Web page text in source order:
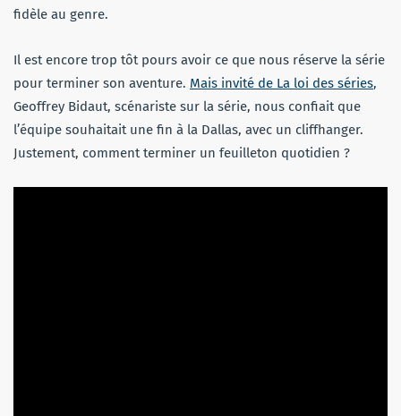
fidèle au genre.
Il est encore trop tôt pours avoir ce que nous réserve la série
pour terminer son aventure. Mais invité de La loi des séries,
Geoffrey Bidaut, scénariste sur la série, nous confiait que
l’équipe souhaitait une fin à la Dallas, avec un cliffhanger.
Justement, comment terminer un feuilleton quotidien ?